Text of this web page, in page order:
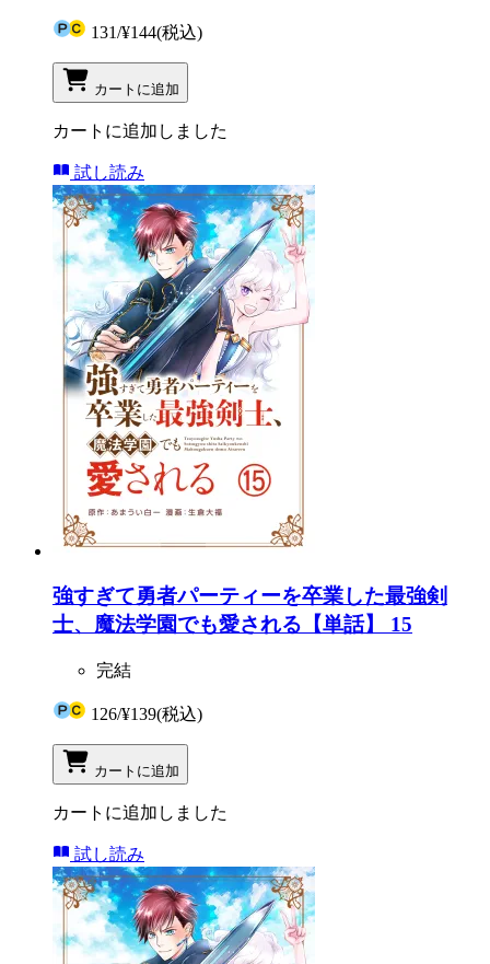
131/¥144(税込)
カートに追加
カートに追加しました
試し読み
強すぎて勇者パーティーを卒業した最強剣
士、魔法学園でも愛される【単話】 15
完結
126/¥139(税込)
カートに追加
カートに追加しました
試し読み